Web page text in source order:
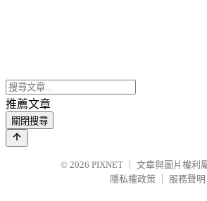
推薦文章
關閉搜尋
© 2026 PIXNET
文章與圖片權利
隱私權政策
服務聲明